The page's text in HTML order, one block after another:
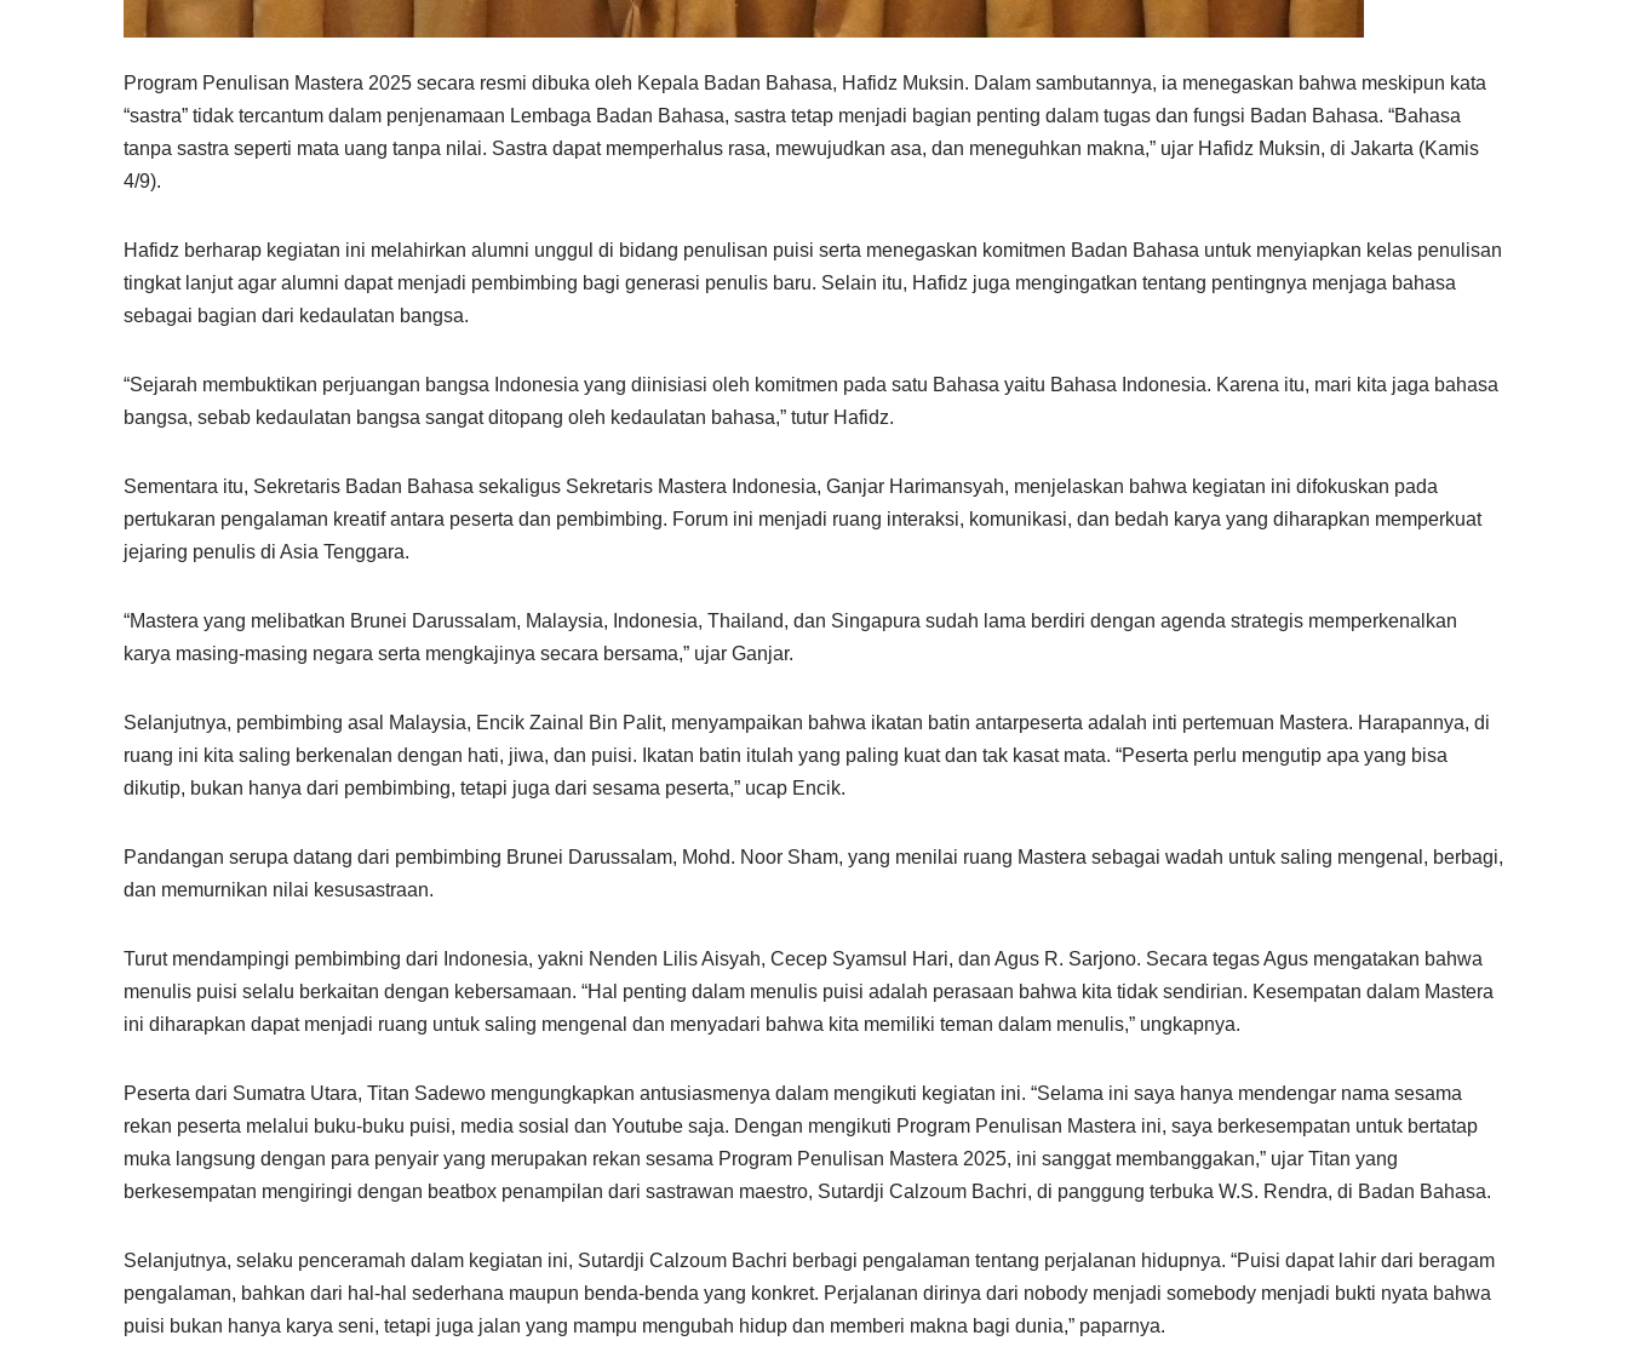
Program Penulisan Mastera 2025 secara resmi dibuka oleh Kepala Badan Bahasa, Hafidz Muksin. Dalam sambutannya, ia menegaskan bahwa meskipun kata
“sastra” tidak tercantum dalam penjenamaan Lembaga Badan Bahasa, sastra tetap menjadi bagian penting dalam tugas dan fungsi Badan Bahasa. “Bahasa
tanpa sastra seperti mata uang tanpa nilai. Sastra dapat memperhalus rasa, mewujudkan asa, dan meneguhkan makna,” ujar Hafidz Muksin, di Jakarta (Kamis
4/9).
Hafidz berharap kegiatan ini melahirkan alumni unggul di bidang penulisan puisi serta menegaskan komitmen Badan Bahasa untuk menyiapkan kelas penulisan
tingkat lanjut agar alumni dapat menjadi pembimbing bagi generasi penulis baru. Selain itu, Hafidz juga mengingatkan tentang pentingnya menjaga bahasa
sebagai bagian dari kedaulatan bangsa.
“Sejarah membuktikan perjuangan bangsa Indonesia yang diinisiasi oleh komitmen pada satu Bahasa yaitu Bahasa Indonesia. Karena itu, mari kita jaga bahasa
bangsa, sebab kedaulatan bangsa sangat ditopang oleh kedaulatan bahasa,” tutur Hafidz.
Sementara itu, Sekretaris Badan Bahasa sekaligus Sekretaris Mastera Indonesia, Ganjar Harimansyah, menjelaskan bahwa kegiatan ini difokuskan pada
pertukaran pengalaman kreatif antara peserta dan pembimbing. Forum ini menjadi ruang interaksi, komunikasi, dan bedah karya yang diharapkan memperkuat
jejaring penulis di Asia Tenggara.
“Mastera yang melibatkan Brunei Darussalam, Malaysia, Indonesia, Thailand, dan Singapura sudah lama berdiri dengan agenda strategis memperkenalkan
karya masing-masing negara serta mengkajinya secara bersama,” ujar Ganjar.
Selanjutnya, pembimbing asal Malaysia, Encik Zainal Bin Palit, menyampaikan bahwa ikatan batin antarpeserta adalah inti pertemuan Mastera. Harapannya, di
ruang ini kita saling berkenalan dengan hati, jiwa, dan puisi. Ikatan batin itulah yang paling kuat dan tak kasat mata. “Peserta perlu mengutip apa yang bisa
dikutip, bukan hanya dari pembimbing, tetapi juga dari sesama peserta,” ucap Encik.
Pandangan serupa datang dari pembimbing Brunei Darussalam, Mohd. Noor Sham, yang menilai ruang Mastera sebagai wadah untuk saling mengenal, berbagi,
dan memurnikan nilai kesusastraan.
Turut mendampingi pembimbing dari Indonesia, yakni Nenden Lilis Aisyah, Cecep Syamsul Hari, dan Agus R. Sarjono. Secara tegas Agus mengatakan bahwa
menulis puisi selalu berkaitan dengan kebersamaan. “Hal penting dalam menulis puisi adalah perasaan bahwa kita tidak sendirian. Kesempatan dalam Mastera
ini diharapkan dapat menjadi ruang untuk saling mengenal dan menyadari bahwa kita memiliki teman dalam menulis,” ungkapnya.
Peserta dari Sumatra Utara, Titan Sadewo mengungkapkan antusiasmenya dalam mengikuti kegiatan ini. “Selama ini saya hanya mendengar nama sesama
rekan peserta melalui buku-buku puisi, media sosial dan Youtube saja. Dengan mengikuti Program Penulisan Mastera ini, saya berkesempatan untuk bertatap
muka langsung dengan para penyair yang merupakan rekan sesama Program Penulisan Mastera 2025, ini sanggat membanggakan,” ujar Titan yang
berkesempatan mengiringi dengan beatbox penampilan dari sastrawan maestro, Sutardji Calzoum Bachri, di panggung terbuka W.S. Rendra, di Badan Bahasa.
Selanjutnya, selaku penceramah dalam kegiatan ini, Sutardji Calzoum Bachri berbagi pengalaman tentang perjalanan hidupnya. “Puisi dapat lahir dari beragam
pengalaman, bahkan dari hal-hal sederhana maupun benda-benda yang konkret. Perjalanan dirinya dari nobody menjadi somebody menjadi bukti nyata bahwa
puisi bukan hanya karya seni, tetapi juga jalan yang mampu mengubah hidup dan memberi makna bagi dunia,” paparnya.